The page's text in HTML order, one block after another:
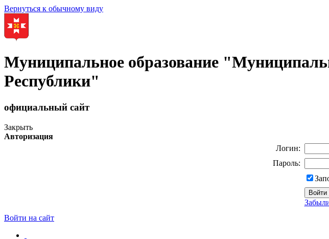
Вернуться к обычному виду
Муниципальное образование
Республики"
официальный сайт
Закрыть
Авторизация
Логин:
Пароль:
Войти на сайт